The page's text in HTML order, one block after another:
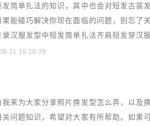
简单扎法的知识，其中也会对短发古装发
能碰巧解决你现在面临的问题，别忘了关
汉服发型中短发简单扎法齐肩短发穿汉服
21 16:10:39
来为大家分享照片换发型怎么弄，以及
问题知识，希望对大家有所帮助。如果